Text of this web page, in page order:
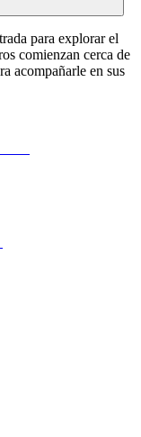
para explorar el
comienzan cerca de
acompañarle en sus